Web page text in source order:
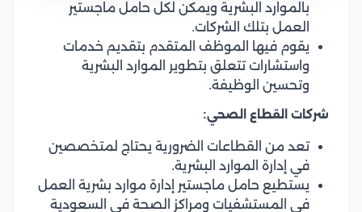
بالموارد البشرية ويمكن لكل حامل ماجستير
العمل بتلك الشركات.
يقوم فيها الموظف المتقدم بتقديم خدمات
واستشارات تتعلق بتطوير الموارد البشرية
وتحسين الوظيفة.
شركات القطاع الصحي:
تعد من القطاعات الضرورية يحتاج لمتخصصين
في إدارة الموارد البشرية.
يستطيع حامل ماجستير إدارة موارد بشرية العمل
في المستشفيات ومراكز الصحة في السعودية